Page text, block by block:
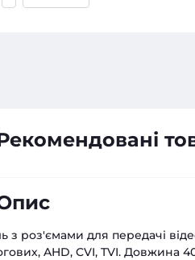
з роз'ємами для передачі
AHD, CVI, TVI. Довжина